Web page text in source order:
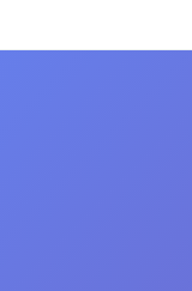
Panneau de gestion